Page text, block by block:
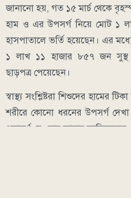
জানানো হয়, গত ১৫ মার্চ থেকে
হাম ও এর উপসর্গ নিয়ে মোট ১
হাসপাতালে ভর্তি হয়েছেন। এর
১ লাখ ১১ হাজার ৮৫৭ জন সুস্থ
ছাড়পত্র পেয়েছেন।
স্বাস্থ্য সংশ্লিষ্টরা শিশুদের হামের
শরীরে কোনো ধরনের উপসর্গ
পরামর্শ নেওয়ার আহ্বান জানিয়েছেন।